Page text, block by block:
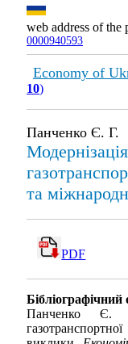
web address of the
0000940593
Economy of
10)
Панченко Є. Г.
та
PDF
Бібліографічний
Панченко Є.